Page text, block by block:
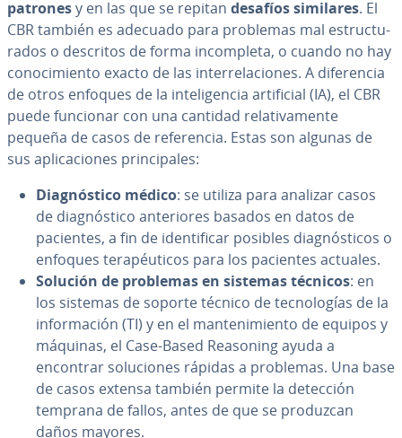
patronesy en las que se repitan desafíos similares. El
CBR también es adecuado para problemas mal es­tru­c­tu­
ra­dos o descritos de forma in­co­m­ple­ta, o cuando no hay
co­no­ci­mie­n­to exacto de las in­ter­re­la­cio­nes. A di­fe­re­n­cia
de otros enfoques de la in­te­li­ge­n­cia ar­ti­fi­cial (IA), el CBR
puede funcionar con una cantidad re­la­ti­va­me­n­te
pequeña de casos de re­fe­re­n­cia. Estas son algunas de
sus apli­ca­cio­nes pri­n­ci­pa­les:
Dia­g­nó­s­ti­co médico: se utiliza para analizar casos
de dia­g­nó­s­ti­co an­te­rio­res basados en datos de
pacientes, a fin de ide­n­ti­fi­car posibles dia­g­nó­s­ti­cos o
enfoques te­ra­péu­ti­cos para los pacientes actuales.
Solución de problemas en sistemas técnicos: en
los sistemas de soporte técnico de te­c­no­lo­gías de la
in­fo­r­ma­ción (TI) y en el ma­n­te­ni­mie­n­to de equipos y
máquinas, el Case-Based Reasoning ayuda a
encontrar so­lu­cio­nes rápidas a problemas. Una base
de casos extensa también permite la detección
temprana de fallos, antes de que se produzcan
daños mayores.